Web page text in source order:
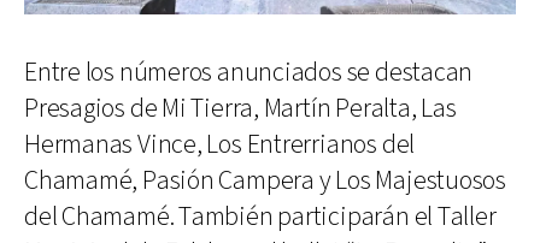
Entre los números anunciados se destacan
Presagios de Mi Tierra, Martín Peralta, Las
Hermanas Vince, Los Entrerrianos del
Chamamé, Pasión Campera y Los Majestuosos
del Chamamé. También participarán el Taller